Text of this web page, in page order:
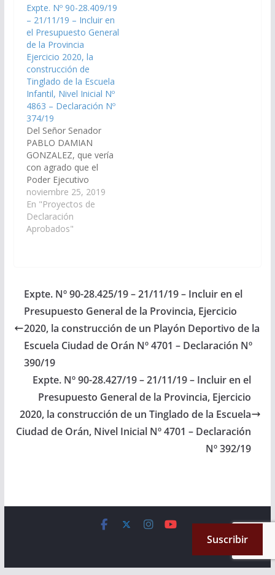
Ejercicio 2020, la
construcción de
Tinglado para cubrir
patio y Refacción del
Sum de la Escuela
Berta Cerezo Mamani
Nº 4292, en…
Expte. Nº 90-28.409/19
– 21/11/19 – Incluir en
el Presupuesto General
de la Provincia
Ejercicio 2020, la
construcción de
Tinglado de la Escuela
Infantil, Nivel Inicial Nº
4863 – Declaración Nº
374/19
Del Señor Senador
PABLO DAMIAN
GONZALEZ, que vería
con agrado que el
Poder Ejecutivo
Provincial, incluya en el
Plan de Trabajos
Públicos del
Presupuesto General
Infantil, Nivel Inicial Nº
4863, en la Ciudad de
San Ramón de la…
noviembre 25, 2019
En "Proyectos de
Declaración
Aprobados"
Expte. Nº 90-28.425/19 – 21/11/19 – Incluir en el
Presupuesto General de la Provincia, Ejercicio
2020, la construcción de un Playón Deportivo de la
Escuela Ciudad de Orán Nº 4701 – Declaración Nº
390/19
Expte. Nº 90-28.427/19 – 21/11/19 – Incluir en el
Presupuesto General de la Provincia, Ejercicio
2020, la construcción de un Tinglado de la Escuela
Ciudad de Orán, Nivel Inicial Nº 4701 – Declaración
Nº 392/19
. All rights reserved.
by ThemeGrill. Powered byWordPress.
Suscribir